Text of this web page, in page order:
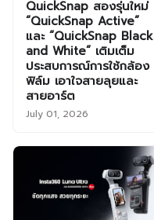
QuickSnap สองรุ่นใหม่
“QuickSnap Active”
และ “QuickSnap Black
and White” เติมเต็ม
ประสบการณ์การใช้กล้อง
ฟิล์ม เอาใจสายลุยและ
สายอาร์ต
July 01, 2026